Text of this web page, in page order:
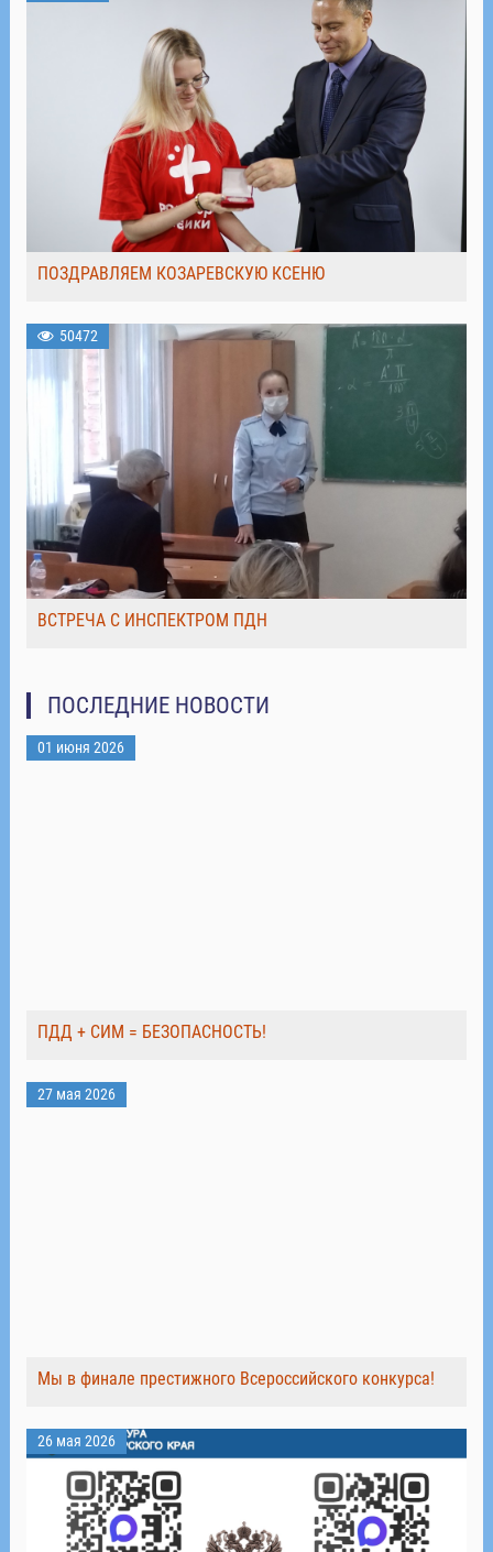
ПОЗДРАВЛЯЕМ КОЗАРЕВСКУЮ КСЕНЮ
50472
ВСТРЕЧА С ИНСПЕКТРОМ ПДН
ПОСЛЕДНИЕ НОВОСТИ
01 июня 2026
ПДД + СИМ = БЕЗОПАСНОСТЬ!
27 мая 2026
Мы в финале престижного Всероссийского конкурса!
26 мая 2026